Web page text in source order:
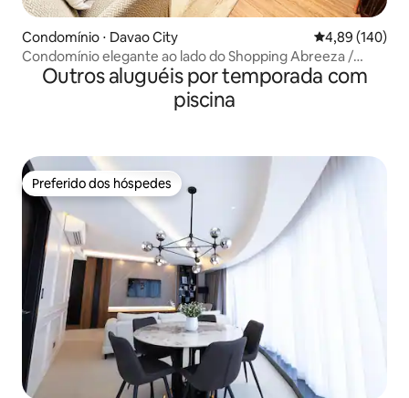
Condomínio ⋅ Davao City 4,89 de uma
4,89 (140)
Condomínio elegante ao lado do Shopping Abreeza /
Check-in autônomo
Outros aluguéis por temporada com
piscina
Preferido dos hóspedes
Preferido dos hóspedes